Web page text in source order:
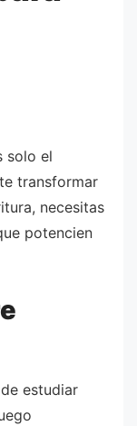
solo el
transformar
necesitas
potencien
estudiar